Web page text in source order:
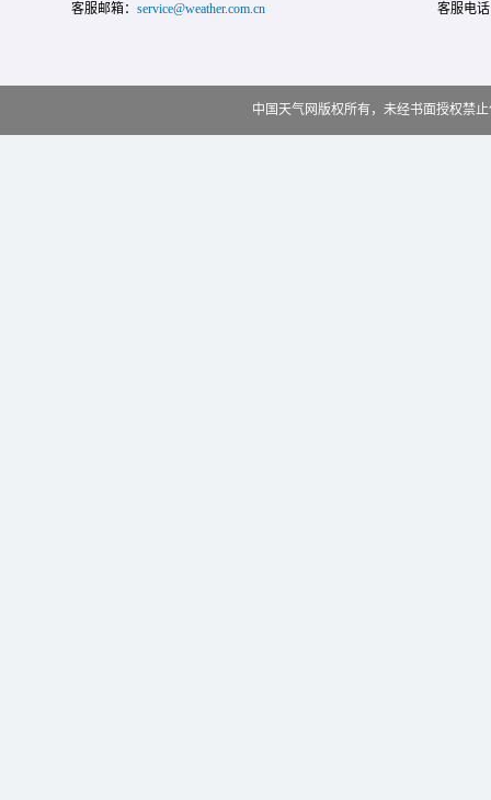
客服邮箱： service@weather.com.cn 客服电
中国天气网版权所有，未经书面授权